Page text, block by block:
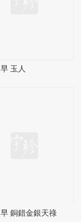
玉人
銅錯金銀天祿